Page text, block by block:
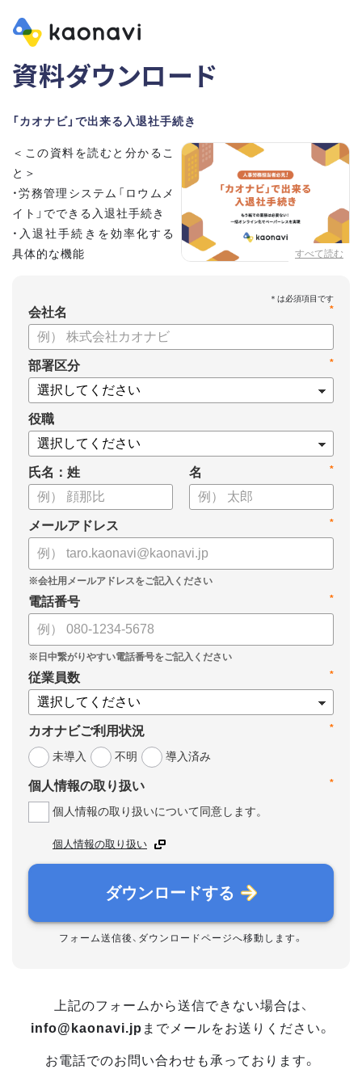
資料ダウンロード
「カオナビ」で出来る入退社手続き
すべて読む
＜この資料を読むと分かるこ
と＞
・労務管理システム「ロウムメ
イト」でできる入退社手続き
・入退社手続きを効率化する
具体的な機能
*
会社名
*
部署区分
役職
氏名：姓 *
名
*
メールアドレス
*
電話番号
*
従業員数
*
カオナビご利用状況
未導入
不明 導入済み
*
個人情報の取り扱い
個人情報の取り扱いについて同意します。
個人情報の取り扱い
ダウンロードする
フォーム送信後、ダウンロードページへ移動します。
上記のフォームから送信できない場合は、
info@kaonavi.jp までメールをお送りください。
お電話でのお問い合わせも承っております。